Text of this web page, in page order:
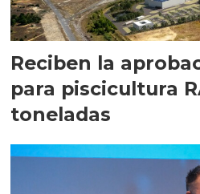
Reciben la
para piscicultura
toneladas